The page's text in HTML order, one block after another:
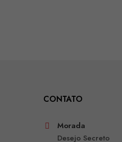
CONTATO
Morada
Desejo Secreto